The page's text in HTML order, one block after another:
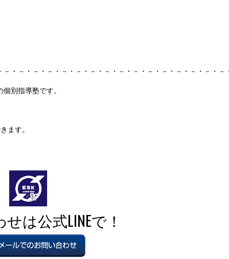
・－・－・－・－・－・－・－・－・－・－・－・－・－・－・－
別指導塾です。
ます。